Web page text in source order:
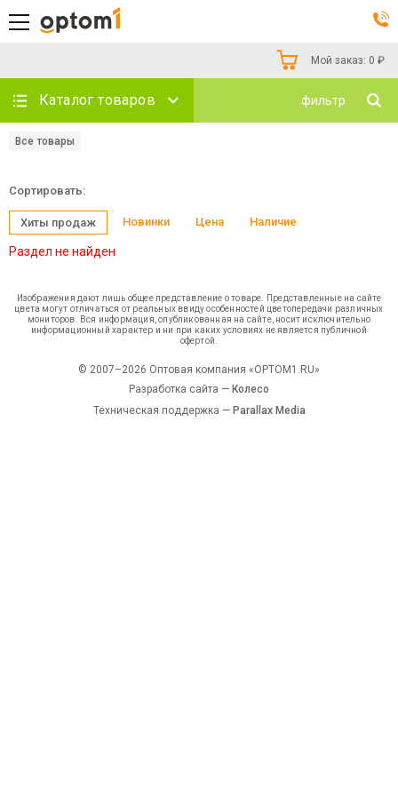
Мой заказ: 0 ₽
Каталог товаров фильтр
Все товары
Сортировать:
Хиты продаж Новинки Цена Наличие
Раздел не найден
Изображения дают лишь общее представление о товаре. Представленные на сайте
цвета могут отличаться от реальных ввиду особенностей цветопередачи различных
мониторов. Вся информация, опубликованная на сайте, носит исключительно
информационный характер и ни при каких условиях не является публичной
офертой.
© 2007–2026 Оптовая компания «OPTOM1.RU»
Разработка сайта — Колесо
Техническая поддержка — Parallax Media